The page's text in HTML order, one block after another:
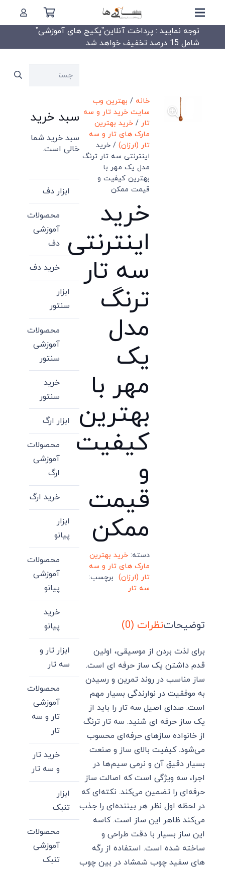
توجه نمایید : پرداخت آنلاین”پکیج های آموزشی”
شامل 15 درصد تخفیف خواهد شد.
خانه / بهترین وب
سایت خرید تار و سه
تار /خرید بهترین
مارک های تار و سه
تار (ارزان) / خرید
اینترنتی سه تار ترنگ
مدل یک مهر با
بهترین کیفیت و
قیمت ممکن
خرید
اینترنتی
سه تار
ترنگ
مدل
یک
مهر با
بهترین
کیفیت
و
قیمت
ممکن
دسته:خرید بهترین
مارک های تار و سه
تار (ارزان) برچسب:
سه تار
توضیحاتنظرات (0)
برای لذت بردن از موسیقی، اولین
قدم داشتن یک ساز حرفه ای است.
ساز مناسب در روند تمرین و رسیدن
به موفقیت در نوارندگی بسیار مهم
است. صدای اصیل سه تار را باید از
یک ساز حرفه ای شنید. سه تار ترنگ
از خانواده سازهای حرفه‌ای محسوب
می‌شود. کیفیت بالای ساز و صنعت
بسیار دقیق آن و نرمی سیم‌ها در
اجرا، سه ویژگی است که اصالت ساز
حرفه‌ای را تضمین می‌کند. نکته‌ای که
در لحظه اول نظر هر بیننده‌ای را جذب
می‌کند ظاهر این ساز است. کاسه
این ساز بسیار با دقت طراحی و
ساخته شده است. استفاده از رگه
های سفید چوب شمشاد در بین چوب
جستجو
سبد خرید
سبد خرید شما
خالی است.
ابزار دف
محصولات
آموزشی
دف
خرید دف
ابزار
سنتور
محصولات
آموزشی
سنتور
خرید
سنتور
ابزار ارگ
محصولات
آموزشی
ارگ
خرید ارگ
ابزار
پیانو
محصولات
آموزشی
پیانو
خرید
پیانو
ابزار تار و
سه تار
محصولات
آموزشی
تار و سه
تار
خرید تار
و سه تار
ابزار
تنبک
محصولات
آموزشی
تنبک